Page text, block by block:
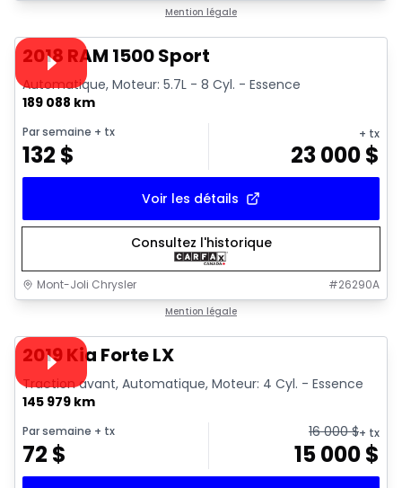
Mention légale
Vidéo disponible
2018 RAM 1500 Sport
Automatique, Moteur: 5.7L - 8 Cyl. - Essence
189 088 km
Par semaine + tx
132 $
+ tx
23 000$
Voir les détails
Consultez l'historique
Mont-Joli Chrysler #26290A
Mention légale
Vidéo disponible
2019 Kia Forte LX
Traction avant, Automatique, Moteur: 4 Cyl. - Essence
145 979 km
Par semaine + tx
72 $
16 000$+ tx
15 000$